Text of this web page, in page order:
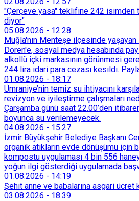
"Çerçeve yasa" teklifine 242 isimden
diyor"
05.08.2026 - 12:28
Muğla'nın Menteşe ilçesinde
Dören'e, sosyal medya hesabında
alkollü içki markasının görünmesi
244 lira idari para cezası kesildi.
taşımadığını savunan Dören, cezanın
başvurdu.
01.08.2026 - 18:17
Ümraniye’nin temiz su ihtiyacını
revizyon ve iyileştirme çalışmaları
Çarşamba günü saat 22.00’den
boyunca su verilemeyecek.
04.08.2026 - 15:27
İzmir Büyükşehir Belediye Başkanı
organik atıkların evde dönüşümü için
kompostu uygulaması 4 bin 556
yoğun ilgi gösterdiği uygulamada
Tarımsal Hizmetler Dairesi
128 bokaşi kompost eğitimi
sürdürülebilir atık yönetimi sistemine
01.08.2026 - 14:19
Şehit anne ve babalarına asgari ücret
03.08.2026 - 18:39